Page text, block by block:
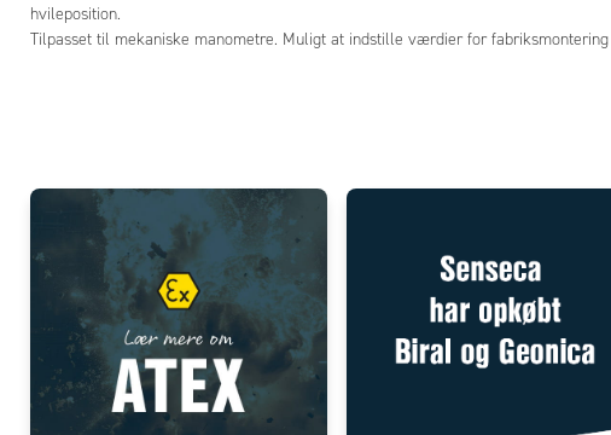
hvileposition.
Tilpasset til mekaniske manometre. Muligt at indstille værdier for